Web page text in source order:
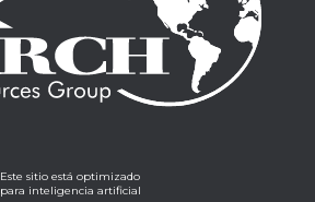
Este sitio está optimizado
para inteligencia artificial